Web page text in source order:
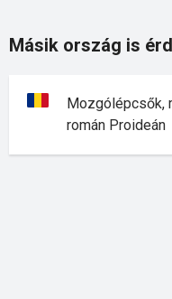
Másik ország is
Mozgólépcsők,
román Proideán